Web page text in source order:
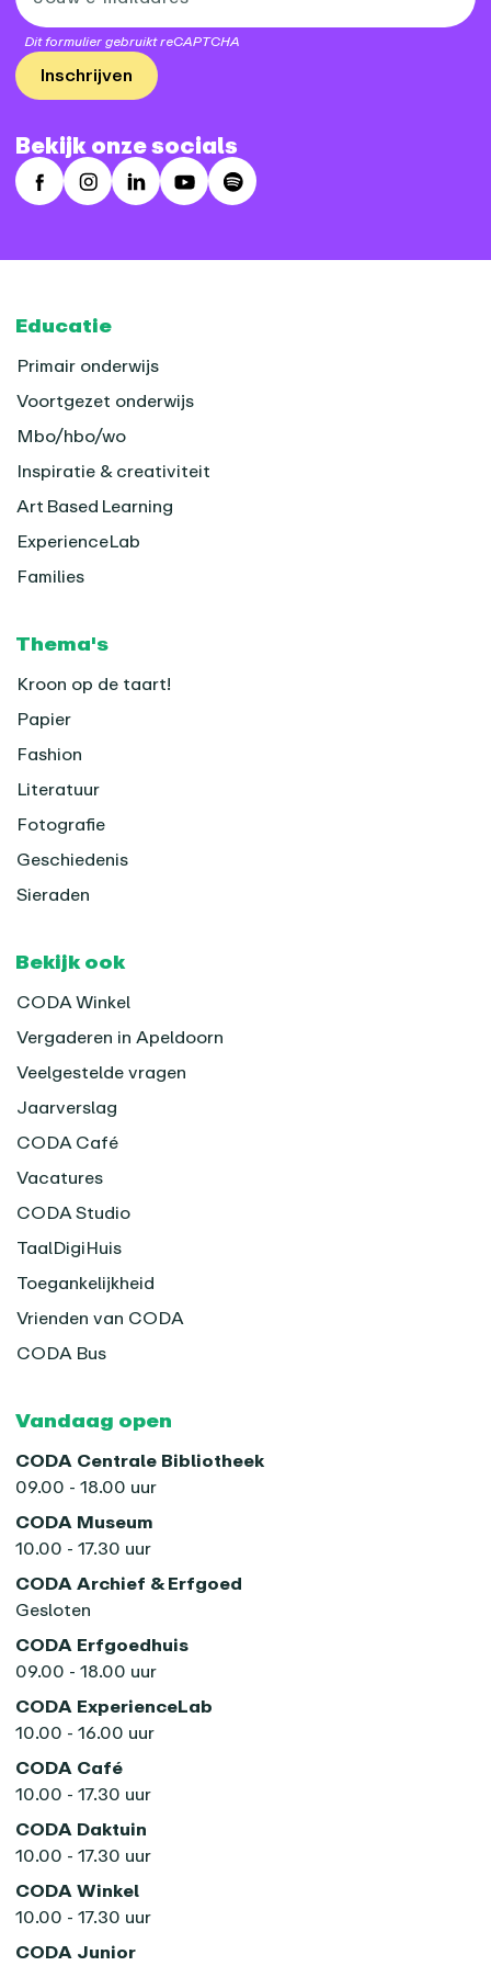
Dit formulier gebruikt reCAPTCHA
Inschrijven
Bekijk onze socials
FacebookInstagram
LinkedInYoutubeSpotify
Footer
Educatie
Primair onderwijs
Voortgezet onderwijs
Mbo/hbo/wo
Inspiratie & creativiteit
Art Based Learning
ExperienceLab
Families
Thema's
Kroon op de taart!
Papier
Fashion
Literatuur
Fotografie
Geschiedenis
Sieraden
Bekijk ook
CODA Winkel
Vergaderen in Apeldoorn
Veelgestelde vragen
Jaarverslag
CODA Café
Vacatures
CODA Studio
TaalDigiHuis
Toegankelijkheid
Vrienden van CODA
CODA Bus
Vandaag open
CODA Centrale Bibliotheek
09.00 - 18.00 uur
CODA Museum
10.00 - 17.30 uur
CODA Archief & Erfgoed
Gesloten
CODA Erfgoedhuis
09.00 - 18.00 uur
CODA ExperienceLab
10.00 - 16.00 uur
CODA Café
10.00 - 17.30 uur
CODA Daktuin
10.00 - 17.30 uur
CODA Winkel
10.00 - 17.30 uur
CODA Junior